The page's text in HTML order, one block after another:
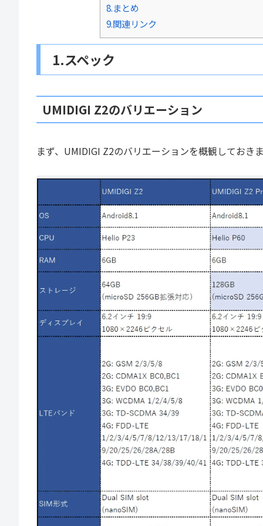
8.まとめ
9.関連リンク
1.スペック
UMIDIGI Z2のバリエーション
まず、UMIDIGI Z2のバリエーションを概観しておき